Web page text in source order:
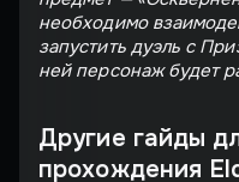
необходимо
запустить дуэль с
ней персонаж будет
Другие гайды
прохождения